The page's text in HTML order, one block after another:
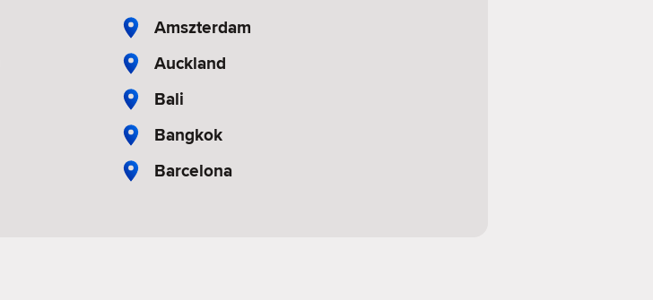
Amszterdam
Auckland
Bali
Bangkok
Barcelona